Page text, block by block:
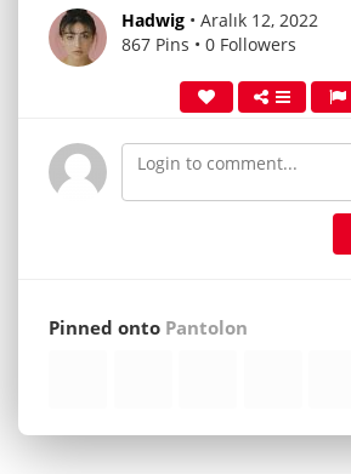
Hadwig • Aralık 12, 2022
867 Pins • 0 Followers
Pinned onto Pantolon